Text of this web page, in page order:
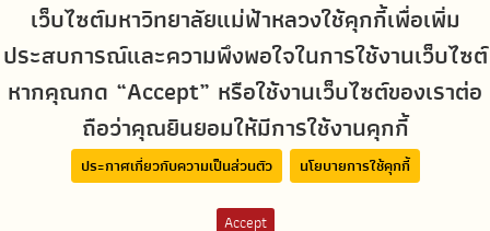
เว็บไซต์มหาวิทยาลัยแม่ฟ้าหลวงใช้คุกกี้เพื่อเพิ่ม
ประสบการณ์และความพึงพอใจในการใช้งานเว็บไซต์
หากคุณกด “Accept” หรือใช้งานเว็บไซต์ของเราต่อ
ถือว่าคุณยินยอมให้มีการใช้งานคุกกี้
ประกาศเกี่ยวกับความเป็นส่วนตัว นโยบายการใช้คุกกี้
Accept
Social Media
MFUconnect